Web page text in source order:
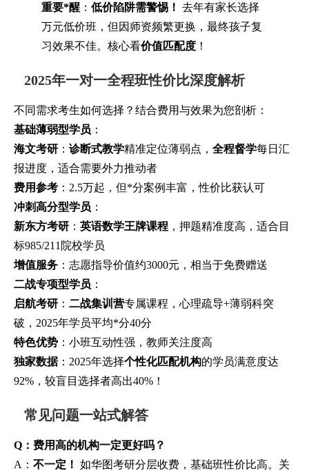
重要*醒 ： 低价陷阱需警惕！ 去年有家长选择
万元低价班，但因师资频繁更换，最终孩子复
习效果不佳。核心看价值匹配度 ！
2025年一对一全程班性价比深度解析
不同需求考生如何选择？结合费用与效果为您剖析：
基础薄弱型学员 ：
海文考研 ： 诊断式教学精准定位薄弱点， 全程督学每日汇
报进度，适合需要外力推动者
费用参考 ：2.5万起，但*分案例丰富，性价比获认可
冲刺高分型学员 ：
新东方考研 ： 英语数学王牌课程 ，押题精准度高，适合目
标985/211院校学员
增值服务 ：志愿指导价值约3000元，相当于免费赠送
二战专项型学员 ：
启航考研 ： 二战集训营专属课程，心理疏导+薄弱科突
破，2025年学员平均*分40分
特色优势 ：小班互动性强，教师关注度高
独家数据：2025年选择个性化匹配机构的学员满意度达
92%，较盲目选择者高出40%！
常见问题一站式解答
Q：费用高的机构一定更好吗？
A： 不一定！ 如华图考研分层收费，基础班性价比高。关